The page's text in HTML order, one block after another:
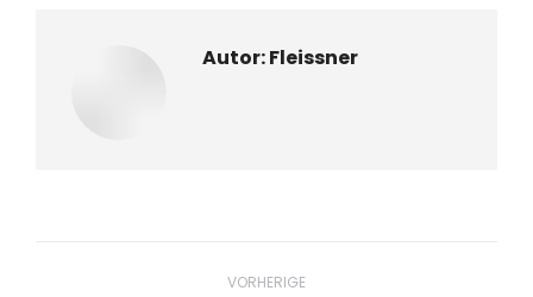
Autor:Fleissner
VORHERIGE